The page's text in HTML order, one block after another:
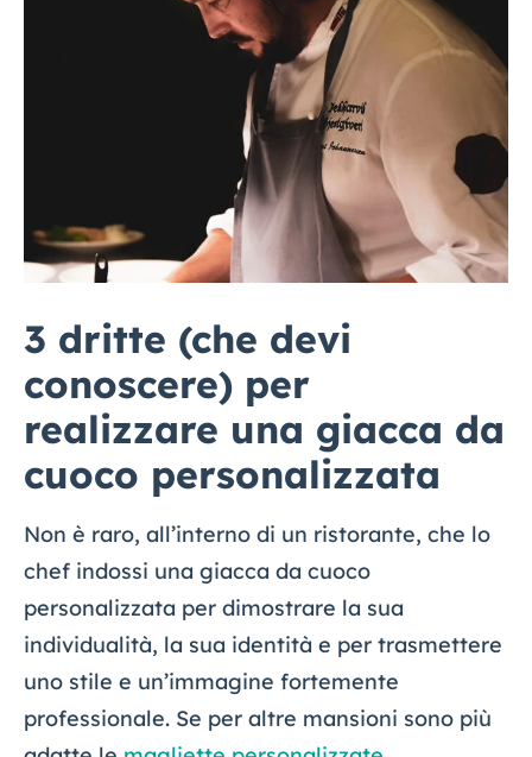
3 dritte (che devi
conoscere) per
realizzare una giacca da
cuoco personalizzata
Non è raro, all’interno di un ristorante, che lo
chef indossi una giacca da cuoco
personalizzata per dimostrare la sua
individualità, la sua identità e per trasmettere
uno stile e un’immagine fortemente
professionale. Se per altre mansioni sono più